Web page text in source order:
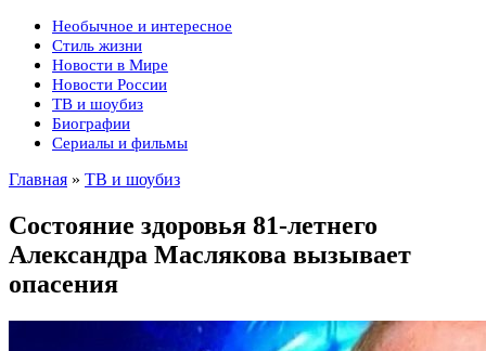
Необычное и интересное
Стиль жизни
Новости в Мире
Новости России
ТВ и шоубиз
Биографии
Сериалы и фильмы
Главная » ТВ и шоубиз
Состояние здоровья 81-летнего
Александра Маслякова вызывает
опасения